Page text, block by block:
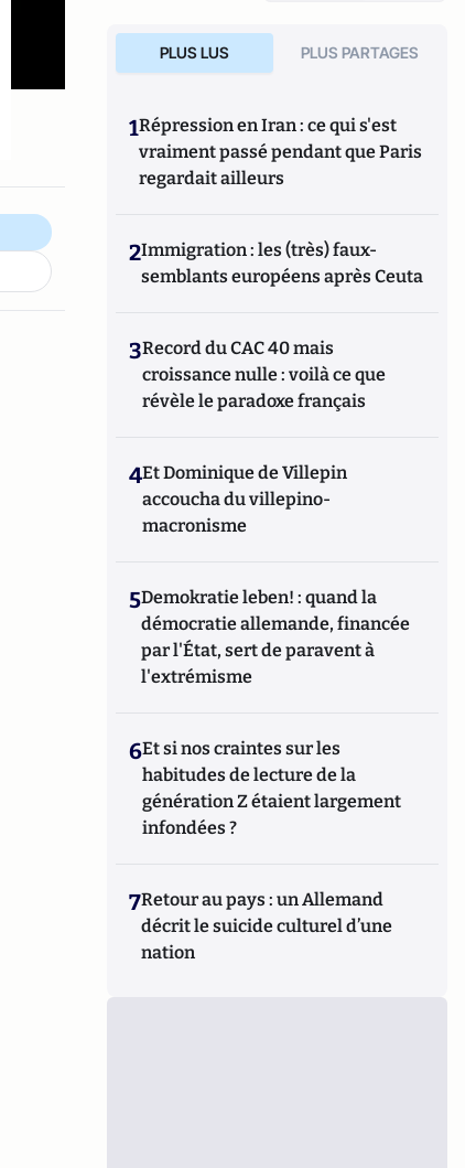
PLUS LUS PLUS PARTAGES
1Répression en Iran : ce qui s'est
vraiment passé pendant que Paris
regardait ailleurs
2Immigration : les (très) faux-
semblants européens après Ceuta
3Record du CAC 40 mais
croissance nulle : voilà ce que
révèle le paradoxe français
4Et Dominique de Villepin
accoucha du villepino-
macronisme
5Demokratie leben! : quand la
démocratie allemande, financée
par l'État, sert de paravent à
l'extrémisme
6Et si nos craintes sur les
habitudes de lecture de la
génération Z étaient largement
infondées ?
7Retour au pays : un Allemand
décrit le suicide culturel d’une
nation